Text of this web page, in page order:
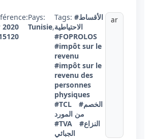
2020
Pays:
Tunisie,
Tags: #الأقساط
الاحتياطية
#FOPROLOS
#impôt sur le
revenu
#impôt sur le
revenu des
personnes
physiques
#TCL
#الخصم
من المورد
#TVA
#النزاع
الجبائي
ar